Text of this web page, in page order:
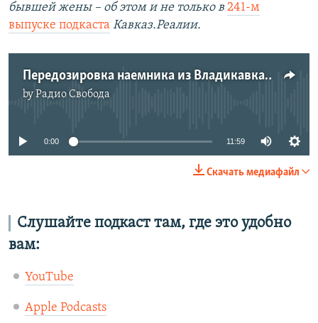
бывшей жены – об этом и не только в 241-м
выпуске подкаста Кавказ.Реалии.
Передозировка наемника из Владикавказа на войне | #241
byРадио Свобода
No media source currently available
0:00 11:59
Скачать медиафайл
Слушайте подкаст там, где это удобно
вам:
YouTube
Apple Podcasts